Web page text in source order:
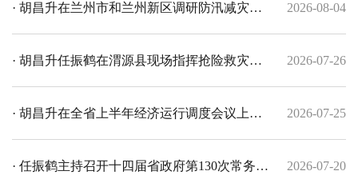
2026-08-04
· 胡昌升在兰州市和兰州新区调研防汛减灾和
地质灾害防治工作时强调 持续加大风险隐患排
查整治力度 确保监测预警和群众转移避险到位
2026-07-26
· 胡昌升任振鹤在渭源县现场指挥抢险救灾并
看望慰问受伤人员 2026-07-25
· 胡昌升在全省上半年经济运行调度会议上强
调 提振精气神 实干促发展 实现经济质的有效 2026-07-20
· 任振鹤主持召开十四届省政府第130次常务会